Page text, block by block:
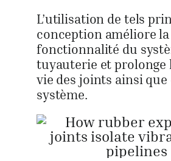
L’utilisation de tels
conception améliore la
fonctionnalité du
tuyauterie et prolonge
vie des joints ainsi que
système.